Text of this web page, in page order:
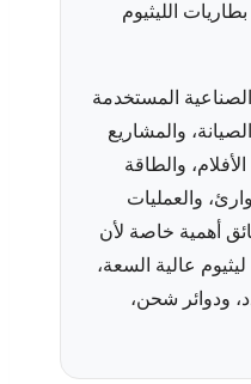
الليثيوم
المستخدمة
والمشاريع
والطاقة
والعمليات
أهمية خاصة لأن
عالية السعة،
ودوائر شحن،